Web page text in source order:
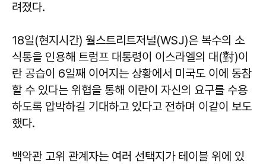
려졌다.
18일(현지시간) 월스트리트저널(WSJ)은 복수의 소
식통을 인용해 트럼프 대통령이 이스라엘의 대(對)이
란 공습이 6일째 이어지는 상황에서 미국도 이에 동참
할 수 있다는 위협을 통해 이란이 자신의 요구를 수용
하도록 압박하길 기대하고 있다고 전하며 이같이 보도
했다.
백악관 고위 관계자는 여러 선택지가 테이블 위에 있